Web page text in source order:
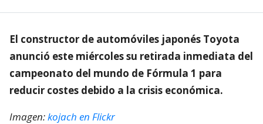
El constructor de automóviles japonés Toyota
anunció este miércoles su retirada inmediata del
campeonato del mundo de Fórmula 1 para
reducir costes debido a la crisis económica.
Imagen:kojach en Flickr